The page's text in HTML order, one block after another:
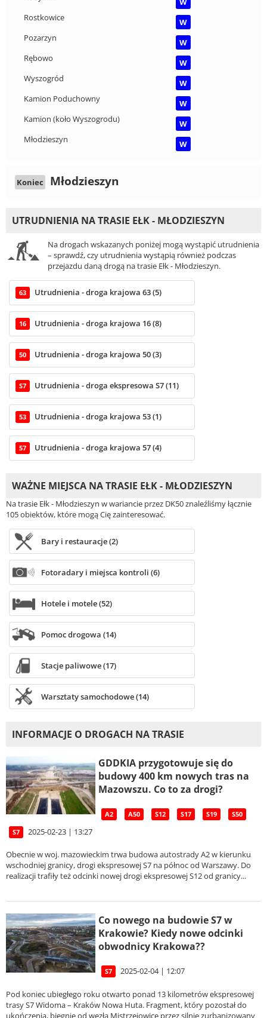
Rostkowice
W
Pozarzyn
W
Rębowo
W
Wyszogród
W
Kamion Poduchowny
W
Kamion (koło Wyszogrodu)
W
Młodzieszyn
W
Koniec Młodzieszyn
UTRUDNIENIA NA TRASIE EŁK - MŁODZIESZYN
Na drogach wskazanych poniżej mogą wystąpić utrudnienia
– sprawdź, czy utrudnienia wystąpią również podczas
przejazdu daną drogą na trasie Ełk - Młodzieszyn.
63 Utrudnienia - droga krajowa 63 (5)
16 Utrudnienia - droga krajowa 16 (8)
50 Utrudnienia - droga krajowa 50 (3)
S7 Utrudnienia - droga ekspresowa S7 (11)
53 Utrudnienia - droga krajowa 53 (1)
57 Utrudnienia - droga krajowa 57 (4)
WAŻNE MIEJSCA NA TRASIE EŁK - MŁODZIESZYN
Na trasie Ełk - Młodzieszyn w wariancie przez DK50 znaleźliśmy łącznie
105 obiektów, które mogą Cię zainteresować.
Bary i restauracje (2)
Fotoradary i miejsca kontroli (6)
Hotele i motele (52)
Pomoc drogowa (14)
Stacje paliwowe (17)
Warsztaty samochodowe (14)
INFORMACJE O DROGACH NA TRASIE
GDDKIA przygotowuje się do
budowy 400 km nowych tras na
Mazowszu. Co to za drogi?
A2 A50 S12 S17 S19 S50
S7 2025-02-23 | 13:27
Obecnie w woj. mazowieckim trwa budowa autostrady A2 w kierunku
wschodniej granicy, drogi ekspresowej S7 na północ od Warszawy. Do
realizacji trafiły też odcinki nowej drogi ekspresowej S12 od granicy...
Co nowego na budowie S7 w
Krakowie? Kiedy nowe odcinki
obwodnicy Krakowa??
S7 2025-02-04 | 12:07
Pod koniec ubiegłego roku otwarto ponad 13 kilometrów ekspresowej
trasy S7 Widoma – Kraków Nowa Huta. Fragment, który pozostał do
ukończenia, biegnie od węzła Mistrzejowice przez silnie zurbanizowany